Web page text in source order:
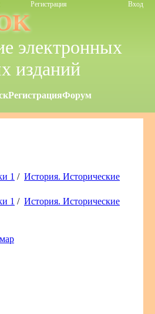
Регистрация Вход
электронных
изданий
РегистрацияФорум
1 / История. Исторические
1 / История. Исторические